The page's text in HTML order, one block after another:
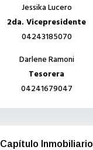
Jessika Lucero
2da. Vicepresidente
04243185070
Darlene Ramoni
Tesorera
04241679047
Capítulo Inmobiliario